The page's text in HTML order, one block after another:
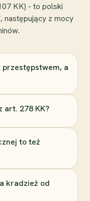
KK) - to polski
następujący z mocy
a
art. 278 KK?
to też
kradzież od